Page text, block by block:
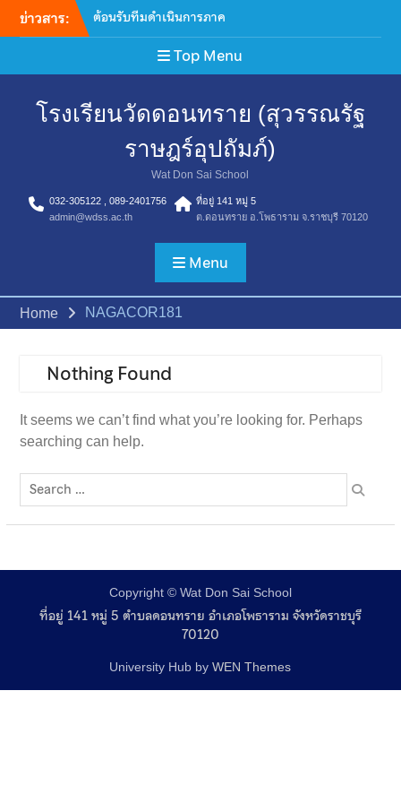
ข่าวสาร:
ต้อนรับทีมดำเนินการภาค
สนาม การจัดเก็บข้อมูลโครงกา
รสำรวจสถาณการณ์ระดับสติ
ปัญญาและความฉลาดของเด็ก
เข้าร่วมประชุมพัฒนาแนวทาง
เสริมสุขภาพประจำตําบล ถอด
บทเรียนสังคมไทยไร้ยาสูบ
แก่ โรงเรียนวัดดอนทราย
(สุวรรณรัฐราษฎร์อุปถัมภ์) เพื่อ
สนับสนุนการเข้าร่วมการ
แข่งขันกีฬากลุ่มโพธารามที่ 1
กิจกรรมเลือกตั้งคณะ
กรรมการสภานักเรียน ปีการ
ศึกษา 2569
เสพติด”จาก โรงเรียนเบญจม
เข้าร่วมการประชุมนำเสนอ
โครงการในกองทุนหลักประกัน
สุขภาพเทศบาลตำบลดอน
ทราย
Top Menu
โรงเรียนวัดดอนทราย (สุวรรณรัฐ
ราษฎร์อุปถัมภ์)
Wat Don Sai School
032-305122 , 089-2401756
admin@wdss.ac.th
ที่อยู่ 141 หมู่ 5
ต.ดอนทราย อ.โพธาราม จ.ราชบุรี 70120
Menu
Home NAGACOR181
Nothing Found
It seems we can’t find what you’re looking for. Perhaps
searching can help.
Copyright © Wat Don Sai School
ที่อยู่ 141 หมู่ 5 ตำบลดอนทราย อำเภอโพธาราม จังหวัดราชบุรี
70120
University Hub byWEN Themes